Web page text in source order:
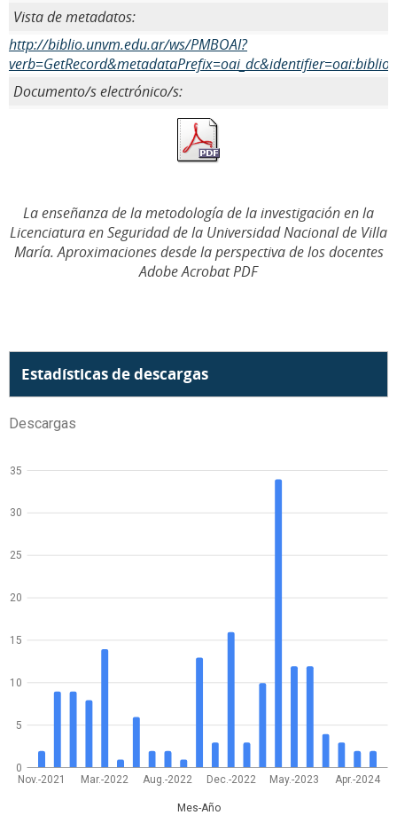
Vista de metadatos:
http://biblio.unvm.edu.ar/ws/PMBOAI?
Documento/s electrónico/s:
La enseñanza de la metodología de la investigación en la
Licenciatura en Seguridad de la Universidad Nacional de Villa
María. Aproximaciones desde la perspectiva de los docentes
Adobe Acrobat PDF
Estadísticas de descargas
Descargas
Nov.-2021 Mar.-2022 Aug.-2022 Dec.-2022 May.-2023 Apr.-2024
Mes-Año
0
5
10
15
20
25
30
35